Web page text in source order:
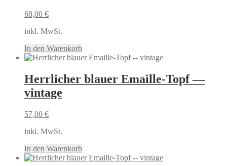
68,00 €
inkl. MwSt.
In den Warenkorb
Herrlicher blauer Emaille-Topf —
vintage
57,00 €
inkl. MwSt.
In den Warenkorb